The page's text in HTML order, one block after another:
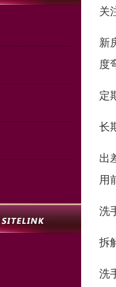
关
新
度
定
长
出
用
洗
拆
洗